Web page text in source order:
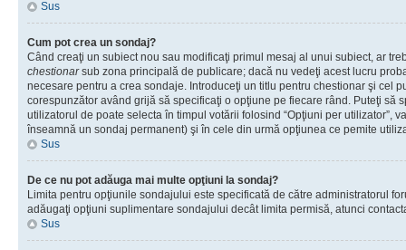
Sus
Cum pot crea un sondaj?
Când creaţi un subiect nou sau modificaţi primul mesaj al unui subiect, ar
chestionarsub zona principală de publicare; dacă nu vedeţi acest lucru
necesare pentru a crea sondaje. Introduceţi un titlu pentru chestionar şi cel
corespunzător având grijă să specificaţi o opţiune pe fiecare rând. Puteţi să
utilizatorul de poate selecta în timpul votării folosind “Opţiuni per utilizator”,
înseamnă un sondaj permanent) şi în cele din urmă opţiunea ce pemite
Sus
De ce nu pot adăuga mai multe opţiuni la sondaj?
Limita pentru opţiunile sondajului este specificată de către administratorul
adăugaţi opţiuni suplimentare sondajului decât limita permisă, atunci
Sus